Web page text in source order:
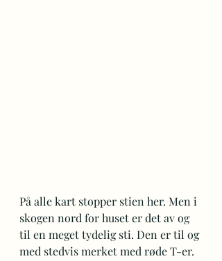
På alle kart stopper stien her. Men i
skogen nord for huset er det av og
til en meget tydelig sti. Den er til og
med stedvis merket med røde T-er.